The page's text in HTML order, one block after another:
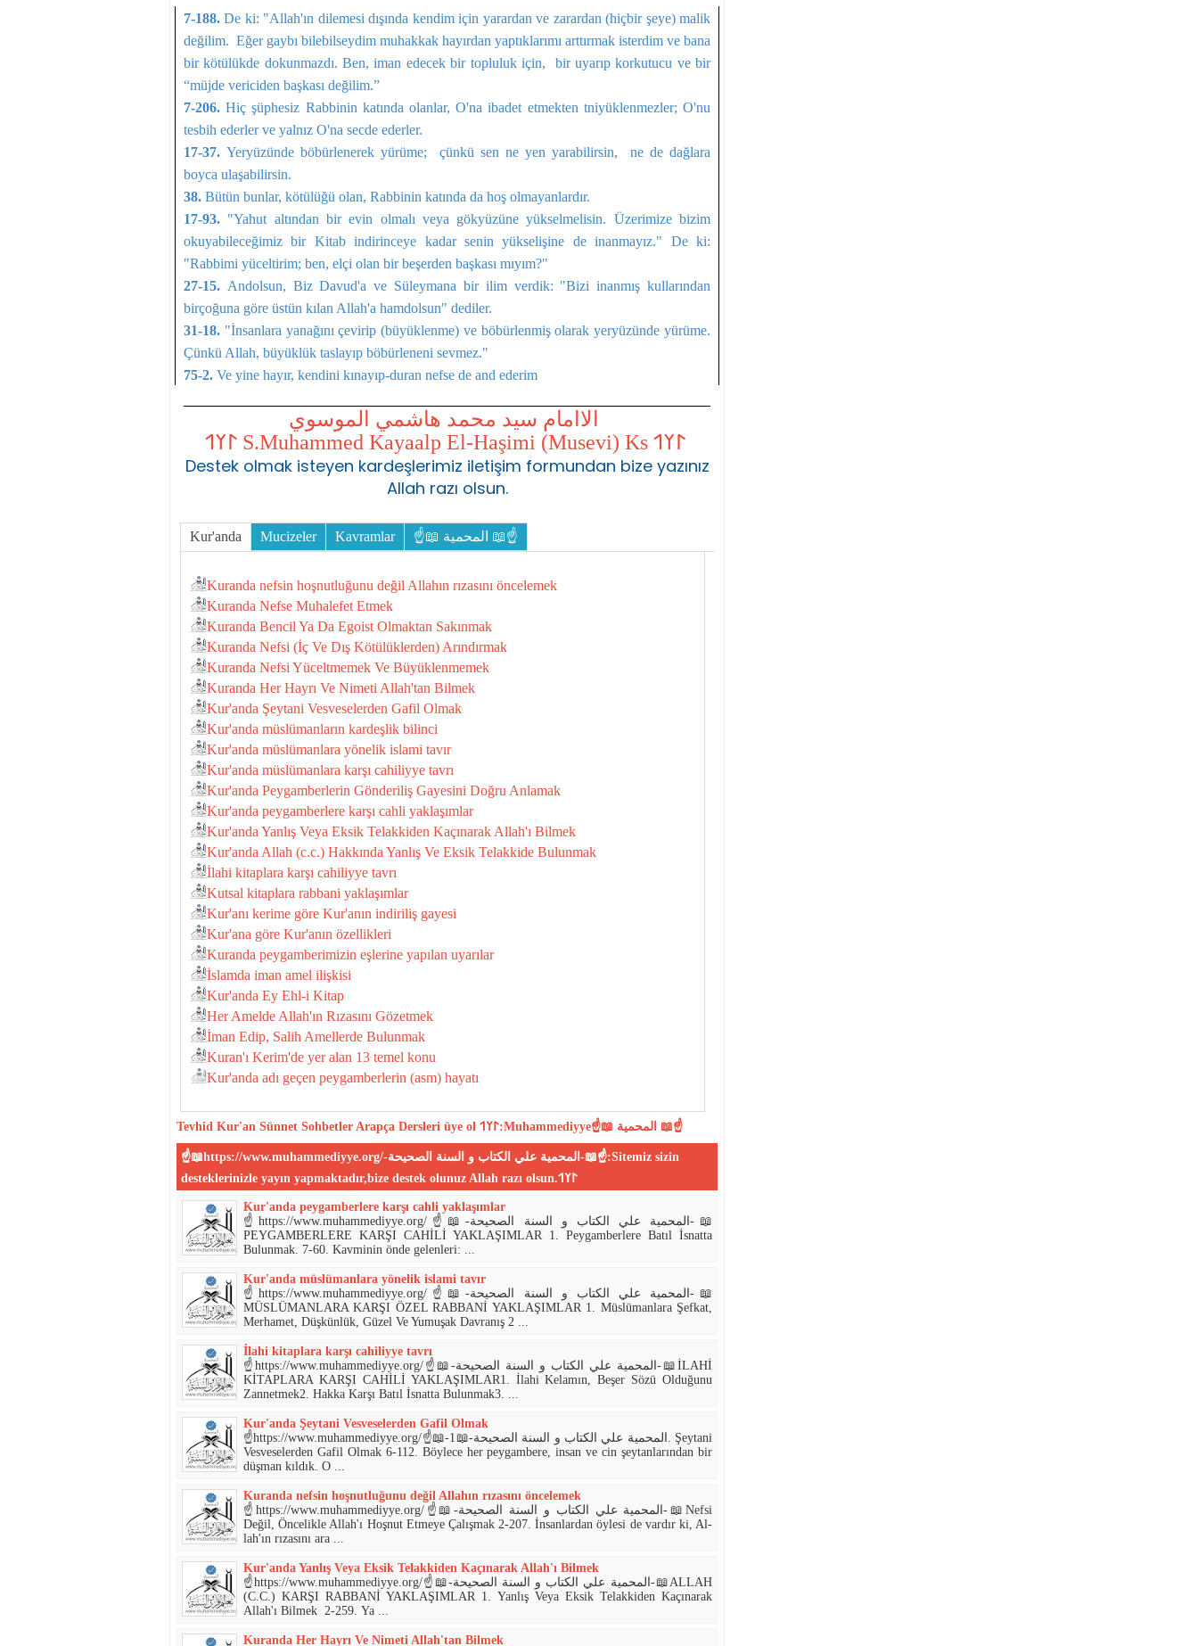
7-188. De ki: "Allah'ın dilemesi dışında kendim için yarardan ve zarardan (hiçbir şeye) malik
değilim. Eğer gaybı bilebilseydim muhakkak hayırdan yaptıklarımı arttırmak isterdim ve bana
bir kötülükde dokunmazdı. Ben, iman edecek bir top­luluk için, bir uyarıp korkutucu ve bir
“müjde vericiden başkası değilim.”
7-206. Hiç şüphesiz Rabbinin katında olanlar, O'na ibadet etmekten tniyüklenmezler; O'nu
tesbih ederler ve yalnız O'na secde ederler.
17-37. Yeryüzünde böbürlenerek yürüme; çünkü sen ne yen yarabilirsin, ne de dağlara
boyca ulaşabilirsin.
38. Bütün bunlar, kötülüğü olan, Rabbinin katında da hoş olmayanlardır.
17-93. "Yahut altından bir evin olmalı veya gökyüzüne yükselmelisin. Üzerimize bizim
okuyabileceğimiz bir Kitab indirinceye kadar senin yükselişine de inanmayız." De ki:
"Rabbimi yüceltirim; ben, elçi olan bir beşerden başkası mıyım?"
27-15. Andolsun, Biz Davud'a ve Süleymana bir ilim verdik: "Bizi inanmış kullarından
birçoğuna göre üstün kılan Al­lah'a hamdolsun" dediler.
31-18. "İnsanlara yanağını çevirip (büyüklenme) ve böbürlenmiş olarak yeryüzünde yürüme.
Çünkü Allah, büyüklük taslayıp böbürleneni sevmez."
75-2. Ve yine hayır, kendini kınayıp-duran nefse de and ederim
الاامام سيد محمد هاشمي الموسوي
𐰃𐰠𐰯 S.Muhammed Kayaalp El-Haşimi (Musevi) Ks 𐰃𐰠𐰯
Destek olmak isteyen kardeşlerimiz iletişim formundan bize yazınız
Allah razı olsun.
Kur'anda Mucizeler Kavramlar ☝📖 المحمية 📖☝
Kuranda nefsin hoşnutluğunu değil Allahın rızasını öncelemek
Kuranda Nefse Muhalefet Etmek
Kuranda Bencil Ya Da Egoist Olmaktan Sakınmak
Kuranda Nefsi (İç Ve Dış Kötülüklerden) Arındırmak
Kuranda Nefsi Yüceltmemek Ve Büyüklenmemek
Kuranda Her Hayrı Ve Nimeti Allah'tan Bilmek
Kur'anda Şeytani Vesveselerden Gafil Olmak
Kur'anda müslümanların kardeşlik bilinci
Kur'anda müslümanlara yönelik islami tavır
Kur'anda müslümanlara karşı cahiliyye tavrı
Kur'anda Peygamberlerin Gönderiliş Gayesini Doğru Anlamak
Kur'anda peygamberlere karşı cahli yaklaşımlar
Kur'anda Yanlış Veya Eksik Telakkiden Kaçınarak Allah'ı Bilmek
Kur'anda Allah (c.c.) Hakkında Yanlış Ve Eksik Telakkide Bulunmak
İlahi kitaplara karşı cahiliyye tavrı
Kutsal kitaplara rabbani yaklaşımlar
Kur'anı kerime göre Kur'anın indiriliş gayesi
Kur'ana göre Kur'anın özellikleri
Kuranda peygamberimizin eşlerine yapılan uyarılar
İslamda iman amel ilişkisi
Kur'anda Ey Ehl-i Kitap
Her Amelde Allah'ın Rızasını Gözetmek
İman Edip, Salih Amellerde Bulunmak
Kuran'ı Kerim'de yer alan 13 temel konu
Kur'anda adı geçen peygamberlerin (asm) hayatı
Tevhid Kur'an Sünnet Sohbetler Arapça Dersleri üye ol 𐰃𐰠𐰯:Muhammediyye☝📖 المحمية 📖☝
☝📖https://www.muhammediyye.org/-المحمية علي الكتاب و السنة الصحيحة-📖☝:Sitemiz sizin
desteklerinizle yayın yapmaktadır,bize destek olunuz Allah razı olsun.𐰃𐰠𐰯
Kur'anda peygamberlere karşı cahli yaklaşımlar
☝https://www.muhammediyye.org/☝📖-المحمية علي الكتاب و السنة الصحيحة-📖
PEYGAMBERLERE KARŞI CAHİLİ YAKLAŞIMLAR 1. Peygamberlere Batıl İsnatta
Bulunmak. 7-60. Kavminin önde gelenleri: ...
Kur'anda müslümanlara yönelik islami tavır
☝https://www.muhammediyye.org/☝📖-المحمية علي الكتاب و السنة الصحيحة-📖
MÜSLÜMANLARA KARŞI ÖZEL RABBANİ YAKLAŞIMLAR 1. Müslümanlara Şefkat,
Merhamet, Düşkünlük, Güzel Ve Yumuşak Davranış 2 ...
İlahi kitaplara karşı cahiliyye tavrı
☝https://www.muhammediyye.org/☝📖-المحمية علي الكتاب و السنة الصحيحة-📖İLAHİ
KİTAPLARA KARŞI CAHİLİ YAKLAŞIMLAR1. İlahi Kelamın, Beşer Sözü Olduğunu
Zannetmek2. Hakka Karşı Batıl İsnatta Bulunmak3. ...
Kur'anda Şeytani Vesveselerden Gafil Olmak
☝https://www.muhammediyye.org/☝📖-المحمية علي الكتاب و السنة الصحيحة-📖1. Şeytani
Vesveselerden Gafil Olmak 6-112. Böylece her peygambere, insan ve cin şeytanlarından bir
düşman kıldık. O ...
Kuranda nefsin hoşnutluğunu değil Allahın rızasını öncelemek
☝https://www.muhammediyye.org/☝📖-المحمية علي الكتاب و السنة الصحيحة-📖Nefsi
Değil, Öncelikle Allah'ı Hoşnut Etmeye Çalışmak 2-207. İnsanlardan öylesi de vardır ki, Al­
lah'ın rızasını ara ...
Kur'anda Yanlış Veya Eksik Telakkiden Kaçınarak Allah'ı Bilmek
☝https://www.muhammediyye.org/☝📖-المحمية علي الكتاب و السنة الصحيحة-📖ALLAH
(C.C.) KARŞI RABBANİ YAKLAŞIMLAR 1. Yanlış Veya Eksik Telakkiden Kaçınarak
Allah'ı Bilmek 2-259. Ya ...
Kuranda Her Hayrı Ve Nimeti Allah'tan Bilmek